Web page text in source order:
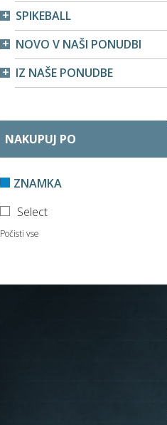
SPIKEBALL
NOVO V NAŠI PONUDBI
IZ NAŠE PONUDBE
NAKUPUJ PO
ZNAMKA
Select
Počisti vse